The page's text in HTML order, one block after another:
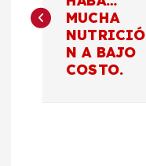
v
MUCHA
NUTRICIÓ
N A BAJO
COSTO.